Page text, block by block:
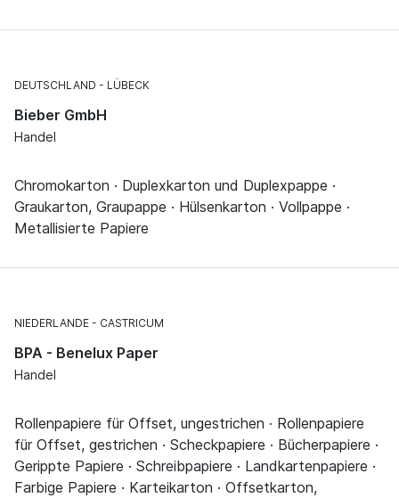
DEUTSCHLAND LÜBECK
Bieber GmbH
Handel
Chromokarton · Duplexkarton und Duplexpappe ·
Graukarton, Graupappe · Hülsenkarton · Vollpappe ·
Metallisierte Papiere
NIEDERLANDE CASTRICUM
BPA - Benelux Paper
Handel
Rollenpapiere für Offset, ungestrichen · Rollenpapiere
für Offset, gestrichen · Scheckpapiere · Bücherpapiere ·
Gerippte Papiere · Schreibpapiere · Landkartenpapiere ·
Farbige Papiere · Karteikarton · Offsetkarton,